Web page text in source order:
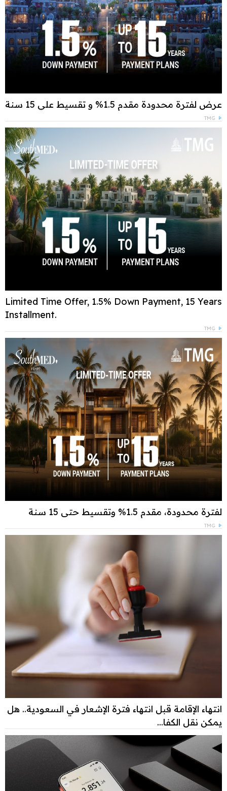
عرض لفترة محدودة مقدم 1.5% و تقسيط علي 15 سنة
TMG
Limited Time Offer, 1.5% Down Payment, 15 Years
Installment.
TMG
لفترة محدودة، مقدم 1.5% وتقسيط حتى 15 سنة
TMG
انتهاء الإقامة قبل انتهاء فترة الإشعار في السعودية.. هل
يمكن نقل الكفا...